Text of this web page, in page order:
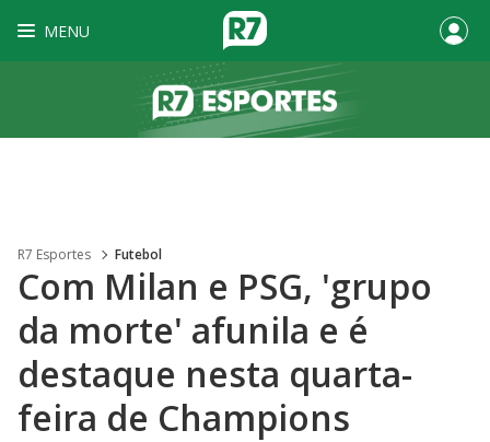
MENU
R7 Esportes Futebol
Com Milan e PSG, 'grupo
da morte' afunila e é
destaque nesta quarta-
feira de Champions